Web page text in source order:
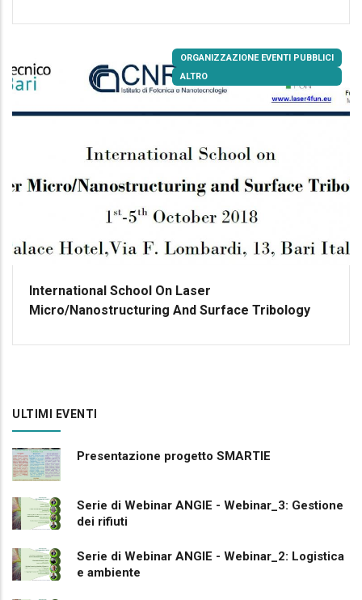
ORGANIZZAZIONE EVENTI PUBBLICI
ALTRO
International School On Laser
Micro/Nanostructuring And Surface Tribology
ULTIMI EVENTI
Presentazione progetto SMARTIE
Serie di Webinar ANGIE - Webinar_3: Gestione
dei rifiuti
Serie di Webinar ANGIE - Webinar_2: Logistica
e ambiente